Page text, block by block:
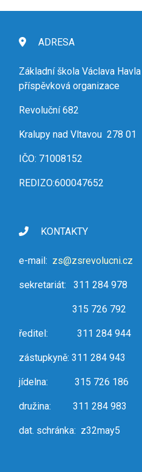
ADRESA
Základní škola Václava
příspěvková organizace
Revoluční 682
Kralupy nad Vltavou 278 01
IČO: 71008152
REDIZO:600047652
KONTAKTY
e-mail: zs@zsrevolucni.cz
sekretariát: 311 284 978
315 726 792
ředitel: 311 284 944
zástupkyně: 311 284 943
jídelna: 315 726 186
družina: 311 284 983
dat. schránka: z32may5